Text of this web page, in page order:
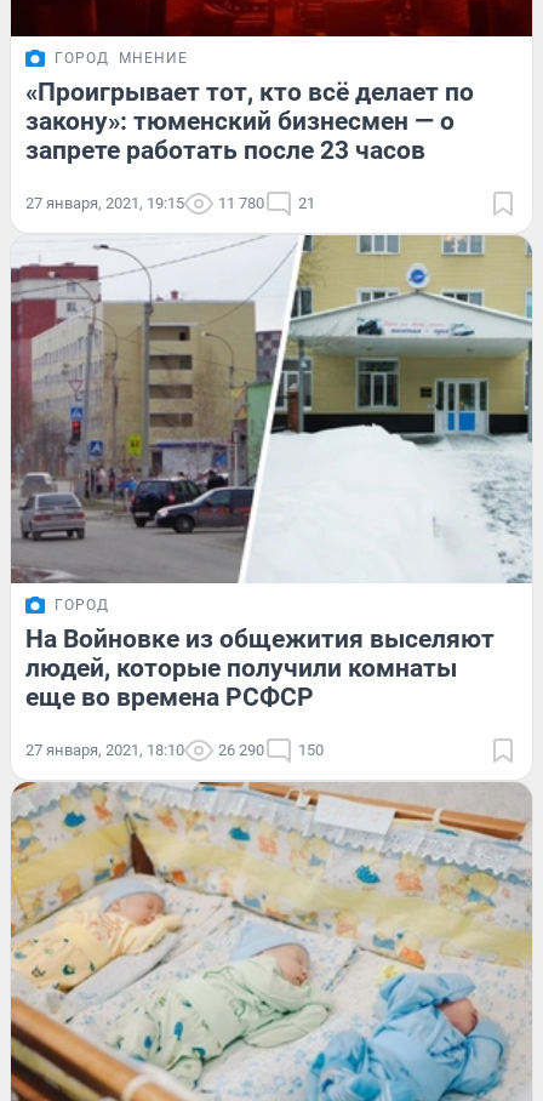
ГОРОД МНЕНИЕ
«Проигрывает тот, кто всё делает по
закону»: тюменский бизнесмен — о
запрете работать после 23 часов
27 января, 2021, 19:15 11 780 21
ГОРОД
На Войновке из общежития выселяют
людей, которые получили комнаты
еще во времена РСФСР
27 января, 2021, 18:10 26 290 150